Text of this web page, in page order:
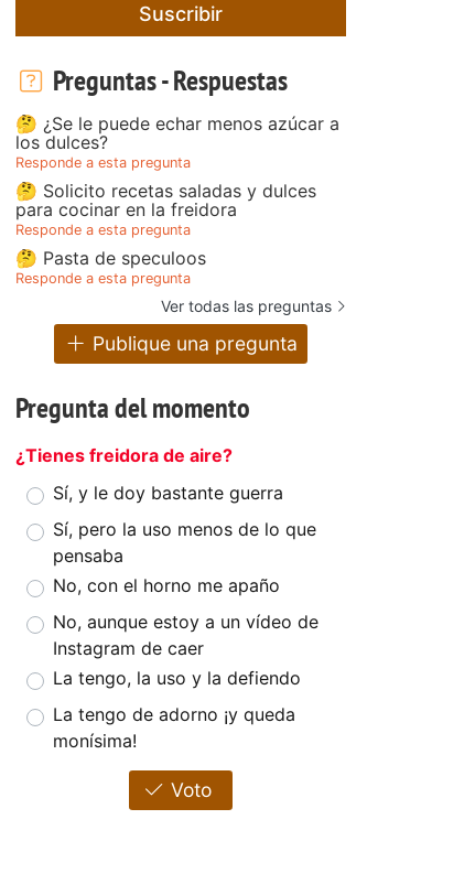
Suscribir
Preguntas - Respuestas
🤔 ¿Se le puede echar menos azúcar a
los dulces?
Responde a esta pregunta
🤔 Solicito recetas saladas y dulces
para cocinar en la freidora
Responde a esta pregunta
🤔 Pasta de speculoos
Responde a esta pregunta
Ver todas las preguntas
Publique una pregunta
Pregunta del momento
¿Tienes freidora de aire?
Sí, y le doy bastante guerra
Sí, pero la uso menos de lo que
pensaba
No, con el horno me apaño
No, aunque estoy a un vídeo de
Instagram de caer
La tengo, la uso y la defiendo
La tengo de adorno ¡y queda
monísima!
Voto